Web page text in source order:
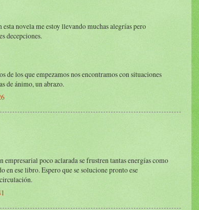
novela me estoy llevando muchas alegrías pero
decepciones.
de los que empezamos nos encontramos con situaciones
de ánimo, un abrazo.
empresarial poco aclarada se frustren tantas energías como
en ese libro. Espero que se solucione pronto ese